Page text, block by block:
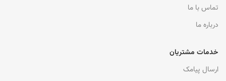
تماس با ما
درباره ما
خدمات مشتریان
ارسال پیامک